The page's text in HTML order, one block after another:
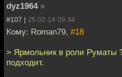
dyz1964 »
#107 | 25.02.14 09:34
Кому: Roman79, #18
> Ярмольник в роли Руматы
подходит.